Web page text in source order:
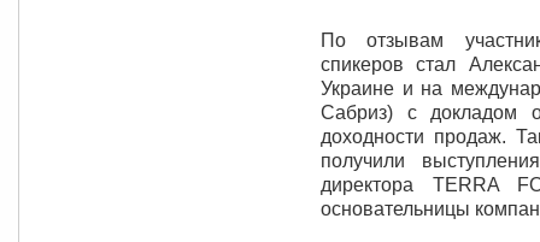
По отзывам
спикеров стал
Украине и на
Сабриз) с докладом
доходности продаж.
получили
директора TERRA
основательницы